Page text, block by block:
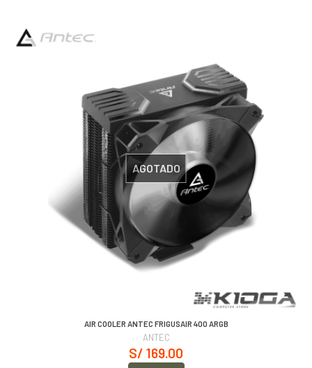
AGOTADO
AIR COOLER ANTEC FRIGUSAIR 400 ARGB
ANTEC
S/ 169.00